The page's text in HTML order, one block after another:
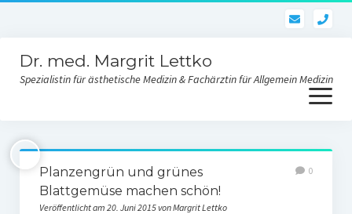
Dr. med. Margrit Lettko
Spezialistin für ästhetische Medizin & Fachärztin für Allgemein Medizin
Menü
öffnen
Dr. med. Lettko
Kontakt Praxis
Planzengrün und grünes
Blattgemüse machen schön!
Veröffentlicht am 20. Juni 2015 von Margrit Lettko
0